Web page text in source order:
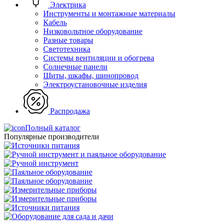
Электрика
Инструменты и монтажные материалы
Кабель
Низковольтное оборудование
Разные товары
Светотехника
Системы вентиляции и обогрева
Солнечные панели
Щиты, шкафы, шинопровод
Электроустановочные изделия
Распродажа
Полный каталог
Популярные производители